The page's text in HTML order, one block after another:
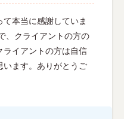
本当に感謝していま
、クライアントの方の
ライアントの方は自信
います。ありがとうご